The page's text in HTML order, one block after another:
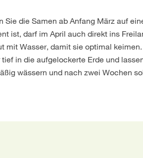
Sie die Samen ab Anfang März auf
ist, darf im April auch direkt ins
mit Wasser, damit sie optimal
in die aufgelockerte Erde und
wässern und nach zwei Wochen